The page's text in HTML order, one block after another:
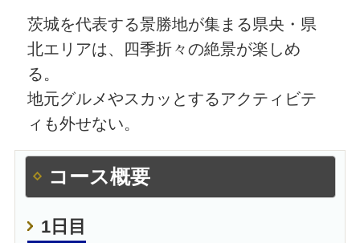
茨城を代表する景勝地が集まる県央・県
北エリアは、四季折々の絶景が楽しめ
る。
地元グルメやスカッとするアクティビテ
ィも外せない。
コース概要
1日目